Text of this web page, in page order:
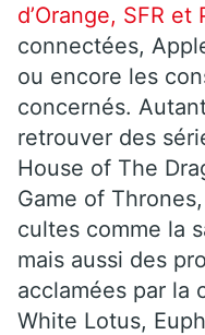
d’Orange, SFR et
connectées,
ou encore les
concernés.
retrouver des
House of The
Game of
cultes comme la
mais aussi des
acclamées par la
White Lotus,